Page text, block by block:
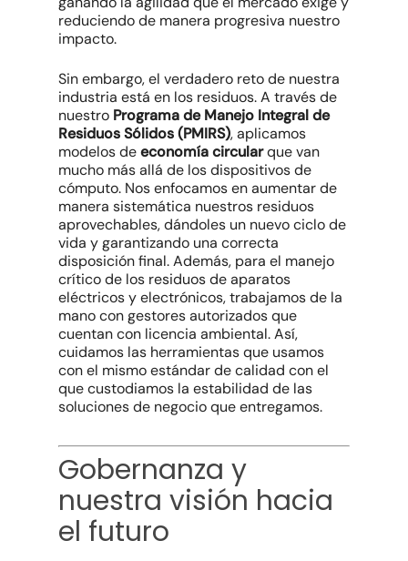
reduciendo de manera progresiva nuestro
impacto.
Sin embargo, el verdadero reto de nuestra
industria está en los residuos. A través de
nuestro Programa de Manejo Integral de
Residuos Sólidos (PMIRS), aplicamos
modelos deeconomía circularque van
mucho más allá de los dispositivos de
cómputo. Nos enfocamos en aumentar de
manera sistemática nuestros residuos
aprovechables, dándoles un nuevo ciclo de
vida y garantizando una correcta
disposición final. Además, para el manejo
crítico de los residuos de aparatos
eléctricos y electrónicos, trabajamos de la
mano con gestores autorizados que
cuentan con licencia ambiental. Así,
cuidamos las herramientas que usamos
con el mismo estándar de calidad con el
que custodiamos la estabilidad de las
soluciones de negocio que entregamos.
Gobernanza y
nuestra visión hacia
el futuro